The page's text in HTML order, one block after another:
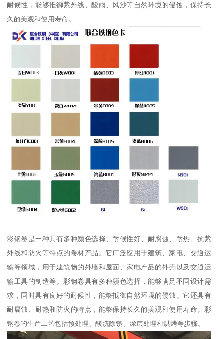
耐候性，能够抵御紫外线、酸雨、风沙等自然环境的侵蚀，保持长
久的美观和使用寿命。
彩钢卷是一种具有多种颜色选择、耐候性好、耐腐蚀、耐热、抗紫
外线和防火等特点的卷材产品。它广泛应用于建筑、家电、交通运
输等领域，用于建筑物的外墙和屋面、家电产品的外壳以及交通运
输工具的制造等。彩钢卷具有多种颜色选择，能够满足不同设计需
求，同时具有良好的耐候性，能够抵御自然环境的侵蚀。它还具有
耐腐蚀、耐热和防火的特点，能够保持长久的美观和使用寿命。彩
钢卷的生产工艺包括预处理、酸洗除锈、涂层处理和烘烤等步骤。